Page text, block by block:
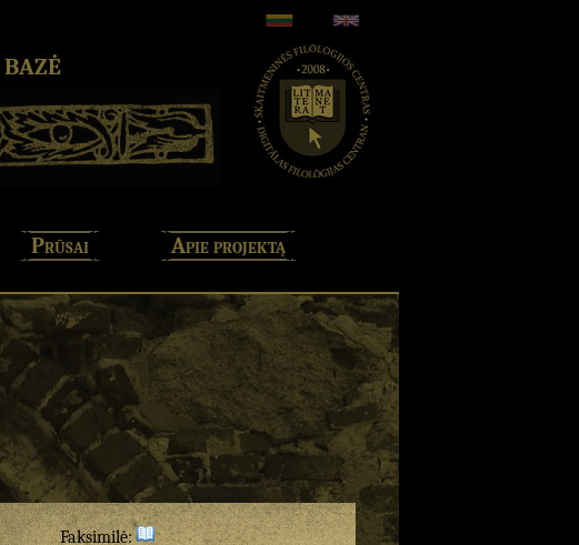
Prūsai Apie projektą
Faksimilė: